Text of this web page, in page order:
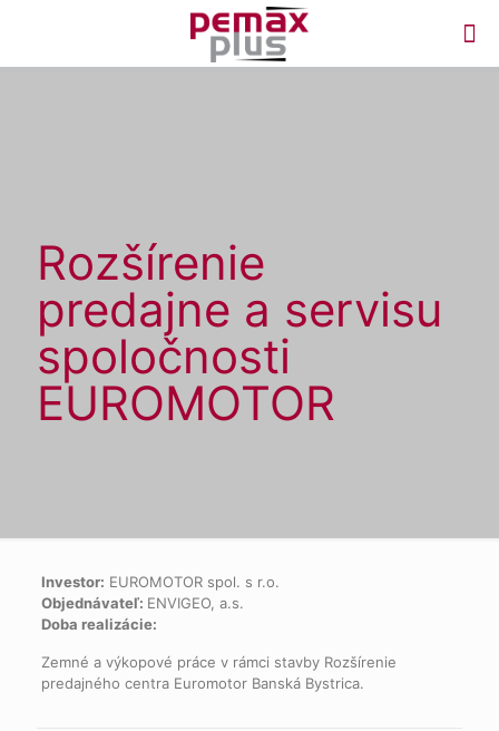
Rozšírenie
predajne a servisu
spoločnosti
EUROMOTOR
Investor: EUROMOTOR spol. s r.o.
Objednávateľ: ENVIGEO, a.s.
Doba realizácie:
Zemné a výkopové práce v rámci stavby Rozšírenie
predajného centra Euromotor Banská Bystrica.